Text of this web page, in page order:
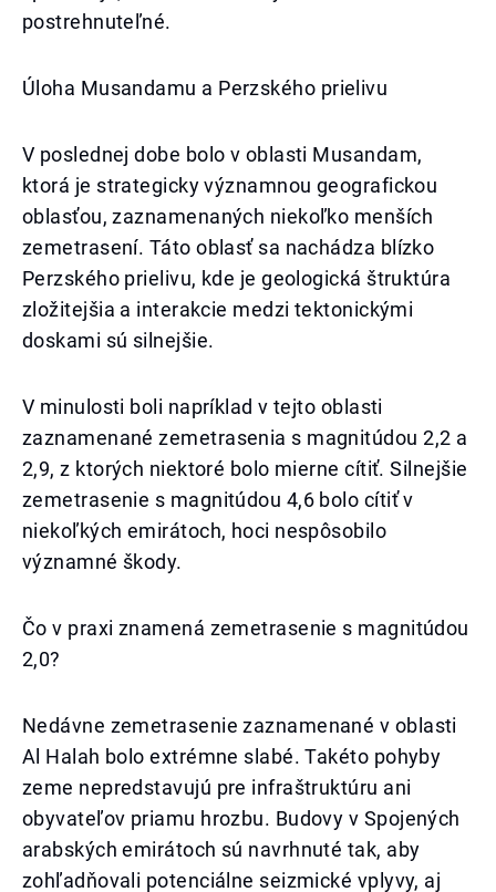
postrehnuteľné.
Úloha Musandamu a Perzského prielivu
V poslednej dobe bolo v oblasti Musandam,
ktorá je strategicky významnou geografickou
oblasťou, zaznamenaných niekoľko menších
zemetrasení. Táto oblasť sa nachádza blízko
Perzského prielivu, kde je geologická štruktúra
zložitejšia a interakcie medzi tektonickými
doskami sú silnejšie.
V minulosti boli napríklad v tejto oblasti
zaznamenané zemetrasenia s magnitúdou 2,2 a
2,9, z ktorých niektoré bolo mierne cítiť. Silnejšie
zemetrasenie s magnitúdou 4,6 bolo cítiť v
niekoľkých emirátoch, hoci nespôsobilo
významné škody.
Čo v praxi znamená zemetrasenie s magnitúdou
2,0?
Nedávne zemetrasenie zaznamenané v oblasti
Al Halah bolo extrémne slabé. Takéto pohyby
zeme nepredstavujú pre infraštruktúru ani
obyvateľov priamu hrozbu. Budovy v Spojených
arabských emirátoch sú navrhnuté tak, aby
zohľadňovali potenciálne seizmické vplyvy, aj